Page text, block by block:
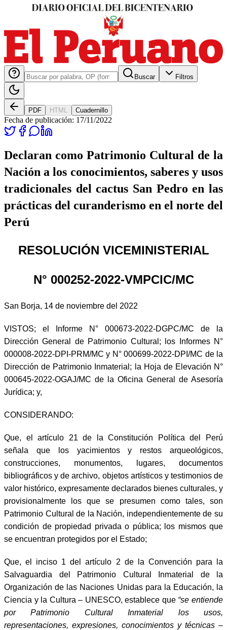
Buscar Filtros
PDF HTML Cuadernillo
Fecha de publicación: 17/11/2022
Declaran como Patrimonio Cultural de la
Nación a los conocimientos, saberes y usos
tradicionales del cactus San Pedro en las
prácticas del curanderismo en el norte del
Perú
RESOLUCIÓN VICEMINISTERIAL
N° 000252-2022-VMPCIC/MC
San Borja, 14 de noviembre del 2022
VISTOS; el Informe N° 000673-2022-DGPC/MC de la
Dirección General de Patrimonio Cultural; los Informes N°
000008-2022-DPI-PRM/MC y N° 000699-2022-DPI/MC de la
Dirección de Patrimonio Inmaterial; la Hoja de Elevación N°
000645-2022-OGAJ/MC de la Oficina General de Asesoría
Jurídica; y,
CONSIDERANDO:
Que, el artículo 21 de la Constitución Política del Perú
señala que los yacimientos y restos arqueológicos,
construcciones, monumentos, lugares, documentos
bibliográficos y de archivo, objetos artísticos y testimonios de
valor histórico, expresamente declarados bienes culturales, y
provisionalmente los que se presumen como tales, son
Patrimonio Cultural de la Nación, independientemente de su
condición de propiedad privada o pública; los mismos que
se encuentran protegidos por el Estado;
Que, el inciso 1 del artículo 2 de la Convención para la
Salvaguardia del Patrimonio Cultural Inmaterial de la
Organización de las Naciones Unidas para la Educación, la
Ciencia y la Cultura – UNESCO, establece que “se entiende
por Patrimonio Cultural Inmaterial los usos,
representaciones, expresiones, conocimientos y técnicas –